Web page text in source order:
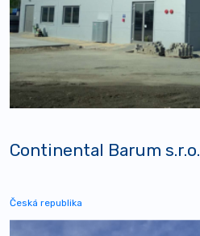
Continental Barum s.r.o.
Česká republika